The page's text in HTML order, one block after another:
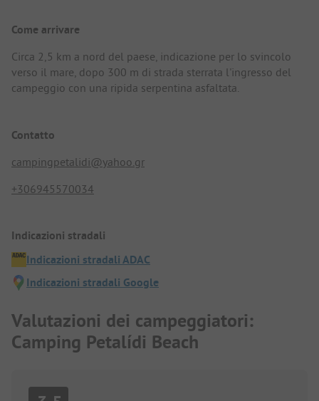
Come arrivare
Circa 2,5 km a nord del paese, indicazione per lo svincolo
verso il mare, dopo 300 m di strada sterrata l'ingresso del
campeggio con una ripida serpentina asfaltata.
Contatto
campingpetalidi@yahoo.gr
+306945570034
Indicazioni stradali
Indicazioni stradali ADAC
Indicazioni stradali Google
Valutazioni dei campeggiatori:
Camping Petalídi Beach